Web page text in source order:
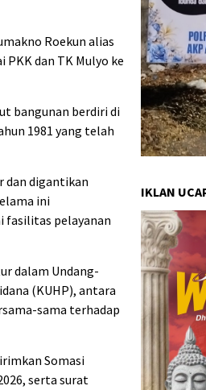
Roekun alias
dan TK Mulyo ke
bangunan berdiri di
1981 yang telah
dan digantikan
ini
fasilitas pelayanan
dalam Undang-
(KUHP), antara
sama terhadap
Somasi
serta surat
IKLAN